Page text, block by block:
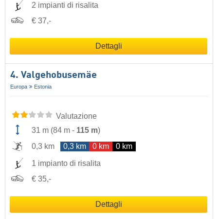
2 impianti di risalita
€ 37,-
Dettagli
4. Valgehobusemäe
Europa Estonia
Valutazione
31 m (84 m - 115 m)
0,3 km
0,3 km 0 km 0 km
1 impianto di risalita
€ 35,-
Dettagli